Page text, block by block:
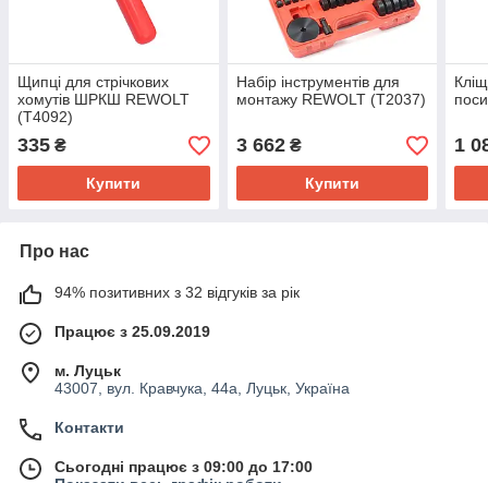
Щипці для стрічкових
хомутів ШРКШ REWOLT
(T4092)
335 ₴
Купити
Набір інструментів для
монтажу REWOLT (T2037)
3 662₴
Купити
1
Про нас
94% позитивних з 32 відгуків за рік
Працює з 25.09.2019
м. Луцьк
43007, вул. Кравчука, 44а, Луцьк, Україна
Контакти
Сьогодні працює з 09:00 до 17:00